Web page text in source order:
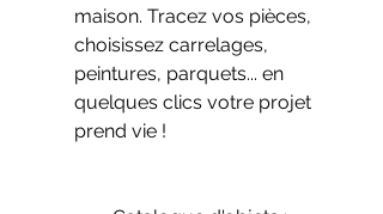
maison. Tracez vos pièces,
choisissez carrelages,
peintures, parquets... en
quelques clics votre projet
prend vie !